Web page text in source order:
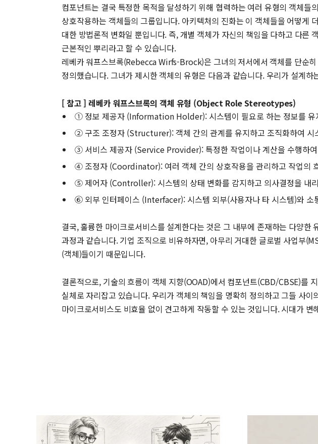
컴포넌트는 결국 특정한 목적을 달성하기 위해 협력하는 여러 유형의 객체
상호작용하는 객체들의 그룹입니다. 아키텍처의 진화는 이 객체들을 어떻
대한 방법론적 변화일 뿐입니다. 즉, 개별 객체가 자신의 책임을 다하고 다
근본적인 뿌리라고 할 수 있습니다.
레베카 워프스브록(Rebecca Wirfs-Brock)은 그녀의 저서에서 객체를 단순
정의했습니다. 그녀가 제시한 객체의 유형은 다음과 같습니다. 우리가 설계
[ 참고 ] 레베카 워프스브록의 객체 유형 (Object Role Stereotypes)
① 정보 제공자 (Information Holder): 시스템이 필요로 하는 정보를 유
② 구조 조정자 (Structurer): 객체 간의 관계를 유지하고 조직화하여 시
③ 서비스 제공자 (Service Provider): 특정한 작업이나 계산을 수행하
④ 조정자 (Coordinator): 여러 객체 간의 상호작용을 관리하고 작업의
⑤ 제어자 (Controller): 시스템의 상태 변화를 감지하고 의사결정을 내
⑥ 외부 인터페이스 (Interfacer): 시스템 외부(사용자나 타 시스템)와 소
결국, 훌륭한 마이크로서비스를 설계한다는 것은 그 내부에 존재하는 다양
과정과 같습니다. 기업 조직으로 비유하자면, 아무리 거대한 글로벌 사업부
(객체)들이기 때문입니다.
결론적으로, 기술의 흐름이 객체 지향(OOAD)에서 컴포넌트(CBD/CBSE)를
실체로 자리잡고 있습니다. 우리가 객체의 책임을 명확히 정의하고 그들 사
마이크로서비스도 비효율 없이 견고하게 작동할 수 있는 것입니다. 시대가